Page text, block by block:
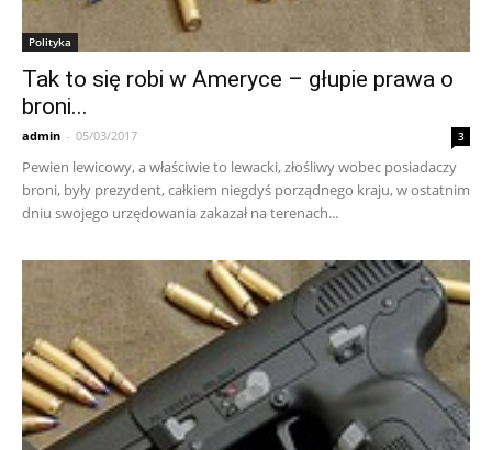
Polityka
Tak to się robi w Ameryce – głupie prawa o
broni...
admin - 05/03/2017 3
Pewien lewicowy, a właściwie to lewacki, złośliwy wobec posiadaczy
broni, były prezydent, całkiem niegdyś porządnego kraju, w ostatnim
dniu swojego urzędowania zakazał na terenach...